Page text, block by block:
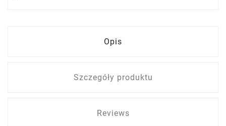
Opis
Szczegóły produktu
Reviews